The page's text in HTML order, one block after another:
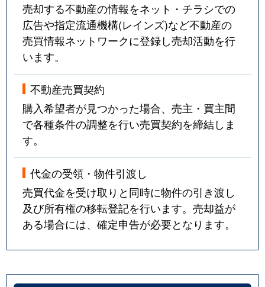
売却する不動産の情報をネット・チラシでの
広告や指定流通機構(レインズ)など不動産の
売買情報ネットワークに登録し売却活動を行
います。
不動産売買契約
購入希望者が見つかった場合、売主・買主間
で各種条件の調整を行い売買契約を締結しま
す。
代金の受領・物件引渡し
売買代金を受け取りと同時に物件の引き渡し
及び所有権の移転登記を行います。売却益が
ある場合には、確定申告が必要となります。